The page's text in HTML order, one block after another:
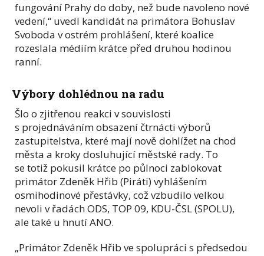
fungování Prahy do doby, než bude navoleno nové
vedení,“ uvedl kandidát na primátora Bohuslav
Svoboda v ostrém prohlášení, které koalice
rozeslala médiím krátce před druhou hodinou
ranní.
Výbory dohlédnou na radu
Šlo o zjitřenou reakci v souvislosti
s projednáváním obsazení čtrnácti výborů
zastupitelstva, které mají nově dohlížet na chod
města a kroky dosluhující městské rady. To
se totiž pokusil krátce po půlnoci zablokovat
primátor Zdeněk Hřib (Piráti) vyhlášením
osmihodinové přestávky, což vzbudilo velkou
nevoli v řadách ODS, TOP 09, KDU-ČSL (SPOLU),
ale také u hnutí ANO.
„Primátor Zdeněk Hřib ve spolupráci s předsedou